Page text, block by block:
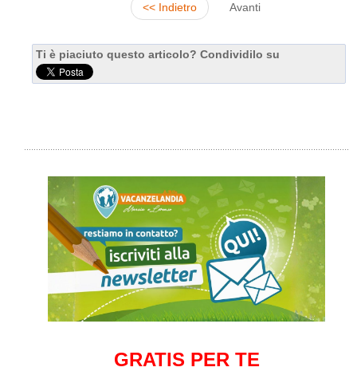
<< Indietro Avanti
Ti è piaciuto questo articolo? Condividilo su
GRATIS PER TE